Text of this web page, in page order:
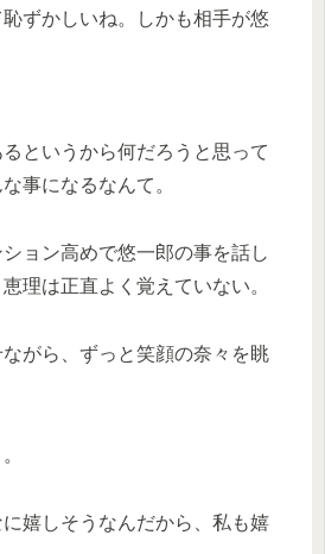
ずかしいね。しかも相手が悠
というから何だろうと思って
事になるなんて。
ョン高めで悠一郎の事を話し
理は正直よく覚えていない。
がら、ずっと笑顔の奈々を眺
嬉しそうなんだから、私も嬉